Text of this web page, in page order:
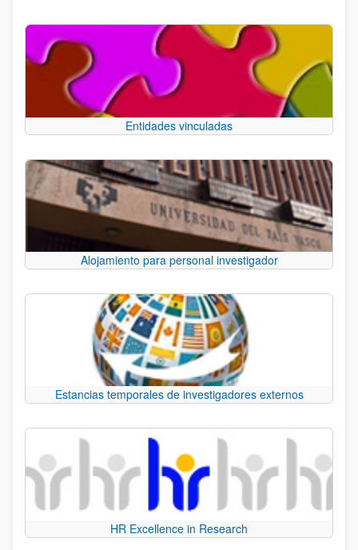
Entidades vinculadas
Alojamiento para personal investigador
Estancias temporales de investigadores externos
HR Excellence in Research